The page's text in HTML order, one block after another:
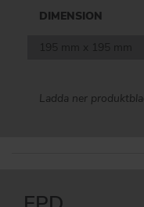
DIMENSION
Ladda ner